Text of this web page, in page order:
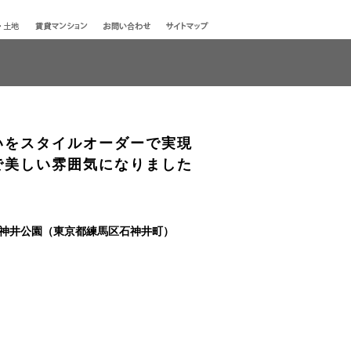
スタイルオーダーで実現
しい雰囲気になりました
井公園（東京都練馬区石神井町）